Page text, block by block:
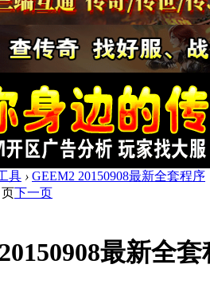
具 › GEEM2 20150908最新全套程序
页下一页
最新全套